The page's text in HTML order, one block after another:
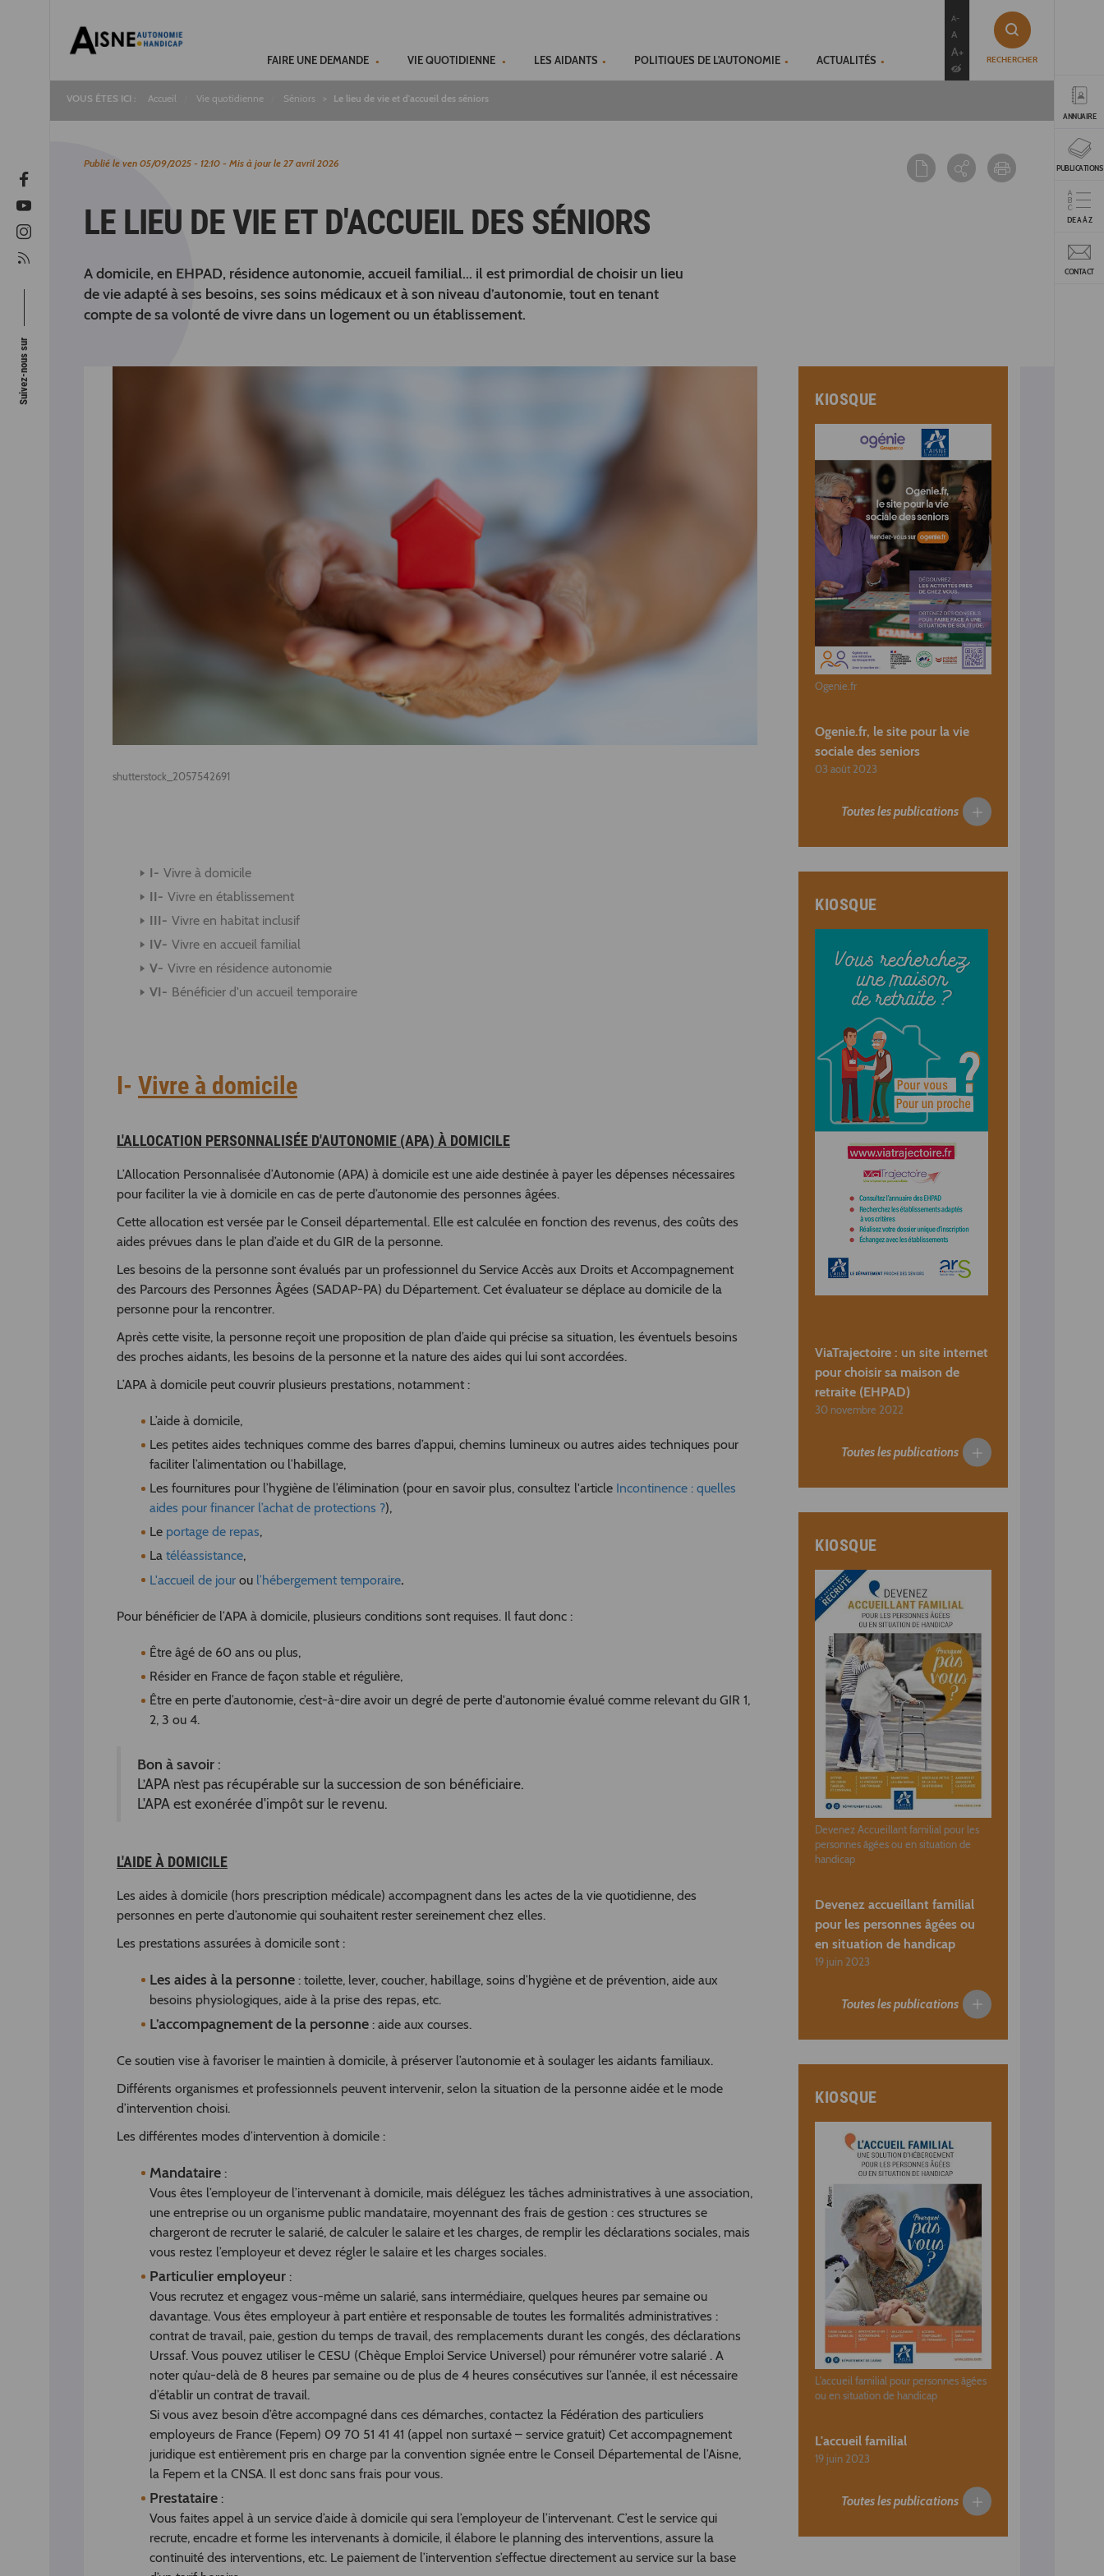
FAIRE UNE DEMANDE VIE QUOTIDIENNE LES AIDANTS POLITIQUES DE L'AUTONOMIE ACTUALITÉS
A-
A
A+ RECHERCHER
ANNUAIRE
PUBLICATIONS
DE A À Z
CONTACT
Fil
d'Ariane
Accueil Vie quotidienne Séniors Le lieu de vie et d'accueil des séniors
Publié le ven 05/09/2025 - 12:10 - Mis à jour le 27 avril 2026
LE LIEU DE VIE ET D'ACCUEIL DES SÉNIORS
A domicile, en EHPAD, résidence autonomie, accueil familial... il est primordial de choisir un lieu
de vie adapté à ses besoins, ses soins médicaux et à son niveau d’autonomie, tout en tenant
compte de sa volonté de vivre dans un logement ou un établissement.
shutterstock_2057542691
Vivre à domicile
Vivre en établissement
Vivre en habitat inclusif
Vivre en accueil familial
Vivre en résidence autonomie
Bénéficier d'un accueil temporaire
I- Vivre à domicile
L'ALLOCATION PERSONNALISÉE D'AUTONOMIE (APA) À DOMICILE
L’Allocation Personnalisée d’Autonomie (APA) à domicile est une aide destinée à payer les dépenses nécessaires
pour faciliter la vie à domicile en cas de perte d’autonomie des personnes âgées.
Cette allocation est versée par le Conseil départemental. Elle est calculée en fonction des revenus, des coûts des
aides prévues dans le plan d’aide et du GIR de la personne.
Les besoins de la personne sont évalués par un professionnel du Service Accès aux Droits et Accompagnement
des Parcours des Personnes Âgées (SADAP-PA) du Département. Cet évaluateur se déplace au domicile de la
personne pour la rencontrer.
Après cette visite, la personne reçoit une proposition de plan d’aide qui précise sa situation, les éventuels besoins
des proches aidants, les besoins de la personne et la nature des aides qui lui sont accordées.
L’APA à domicile peut couvrir plusieurs prestations, notamment :
L’aide à domicile,
Les petites aides techniques comme des barres d’appui, chemins lumineux ou autres aides techniques pour
faciliter l’alimentation ou l’habillage,
Les fournitures pour l’hygiène de l’élimination (pour en savoir plus, consultez l'article Incontinence : quelles
aides pour financer l’achat de protections ?),
Le portage de repas,
La téléassistance,
L'accueil de jour ou l’hébergement temporaire.
Pour bénéficier de l’APA à domicile, plusieurs conditions sont requises. Il faut donc :
Être âgé de 60 ans ou plus,
Résider en France de façon stable et régulière,
Être en perte d’autonomie, c’est-à-dire avoir un degré de perte d'autonomie évalué comme relevant du GIR 1,
2, 3 ou 4.
Bon à savoir :
L’APA n’est pas récupérable sur la succession de son bénéficiaire.
L'APA est exonérée d'impôt sur le revenu.
L'AIDE À DOMICILE
Les aides à domicile (hors prescription médicale) accompagnent dans les actes de la vie quotidienne, des
personnes en perte d’autonomie qui souhaitent rester sereinement chez elles.
Les prestations assurées à domicile sont :
Les aides à la personne : toilette, lever, coucher, habillage, soins d’hygiène et de prévention, aide aux
besoins physiologiques, aide à la prise des repas, etc.
L’accompagnement de la personne : aide aux courses.
Ce soutien vise à favoriser le maintien à domicile, à préserver l’autonomie et à soulager les aidants familiaux.
Différents organismes et professionnels peuvent intervenir, selon la situation de la personne aidée et le mode
d’intervention choisi.
Les différentes modes d’intervention à domicile :
Mandataire :
Vous êtes l’employeur de l’intervenant à domicile, mais déléguez les tâches administratives à une association,
une entreprise ou un organisme public mandataire, moyennant des frais de gestion : ces structures se
chargeront de recruter le salarié, de calculer le salaire et les charges, de remplir les déclarations sociales, mais
vous restez l’employeur et devez régler le salaire et les charges sociales.
Particulier employeur :
Vous recrutez et engagez vous-même un salarié, sans intermédiaire, quelques heures par semaine ou
davantage. Vous êtes employeur à part entière et responsable de toutes les formalités administratives :
contrat de travail, paie, gestion du temps de travail, des remplacements durant les congés, des déclarations
Urssaf. Vous pouvez utiliser le CESU (Chèque Emploi Service Universel) pour rémunérer votre salarié . A
noter qu’au-delà de 8 heures par semaine ou de plus de 4 heures consécutives sur l’année, il est nécessaire
d’établir un contrat de travail.
Si vous avez besoin d’être accompagné dans ces démarches, contactez la Fédération des particuliers
employeurs de France (Fepem) 09 70 51 41 41 (appel non surtaxé – service gratuit) Cet accompagnement
juridique est entièrement pris en charge par la convention signée entre le Conseil Départemental de l’Aisne,
la Fepem et la CNSA. Il est donc sans frais pour vous.
Prestataire :
Vous faites appel à un service d’aide à domicile qui sera l’employeur de l’intervenant. C’est le service qui
recrute, encadre et forme les intervenants à domicile, il élabore le planning des interventions, assure la
continuité des interventions, etc. Le paiement de l’intervention s’effectue directement au service sur la base
KIOSQUE
Ogenie.fr
Ogenie.fr, le site pour la vie
sociale des seniors
03 août 2023
Toutes les publications
KIOSQUE
ViaTrajectoire : un site internet
pour choisir sa maison de
retraite (EHPAD)
30 novembre 2022
Toutes les publications
KIOSQUE
Devenez Accueillant familial pour les
personnes âgées ou en situation de
handicap
Devenez accueillant familial
pour les personnes âgées ou
en situation de handicap
19 juin 2023
Toutes les publications
KIOSQUE
L'accueil familial pour personnes âgées
ou en situation de handicap
L'accueil familial
19 juin 2023
Toutes les publications